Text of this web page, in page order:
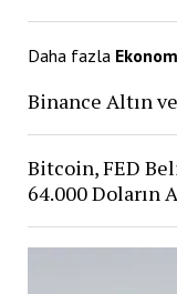
Daha fazla
Binance Altın
Bitcoin, FED
64.000 Doların